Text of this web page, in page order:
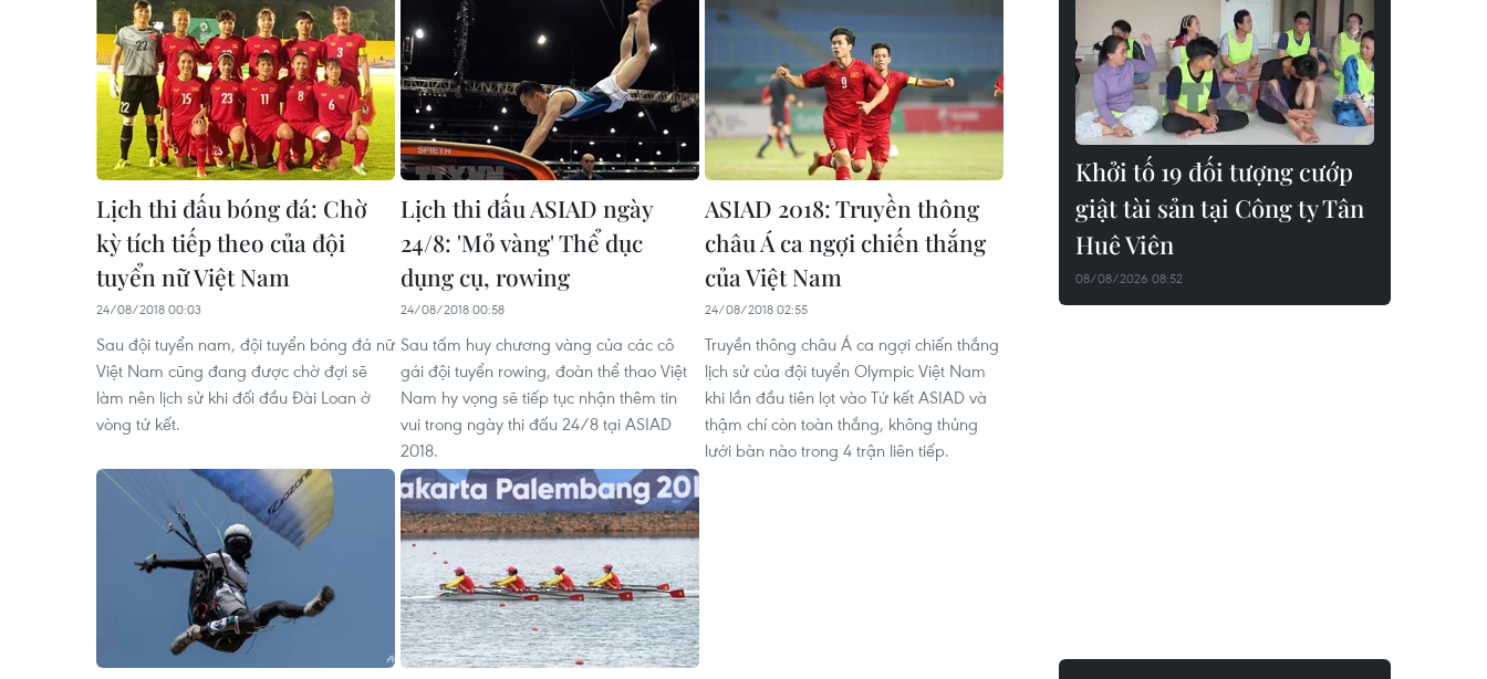
Lịch thi đấu bóng đá: Chờ
kỳ tích tiếp theo của đội
tuyển nữ Việt Nam
24/08/2018 00:03
Sau đội tuyển nam, đội tuyển bóng đá nữ
Việt Nam cũng đang được chờ đợi sẽ
làm nên lịch sử khi đối đầu Đài Loan ở
vòng tứ kết.
Lịch thi đấu ASIAD ngày
24/8: 'Mỏ vàng' Thể dục
dụng cụ, rowing
24/08/2018 00:58
Sau tấm huy chương vàng của các cô
gái đội tuyển rowing, đoàn thể thao Việt
Nam hy vọng sẽ tiếp tục nhận thêm tin
vui trong ngày thi đấu 24/8 tại ASIAD
2018.
ASIAD 2018: Truyền thông
châu Á ca ngợi chiến thắng
của Việt Nam
24/08/2018 02:55
Truyền thông châu Á ca ngợi chiến thắng
lịch sử của đội tuyển Olympic Việt Nam
khi lần đầu tiên lọt vào Tứ kết ASIAD và
thậm chí còn toàn thắng, không thủng
lưới bàn nào trong 4 trận liên tiếp.
Khởi tố 19 đối tượng cướp
giật tài sản tại Công ty Tân
Huê Viên
08/08/2026 08:52